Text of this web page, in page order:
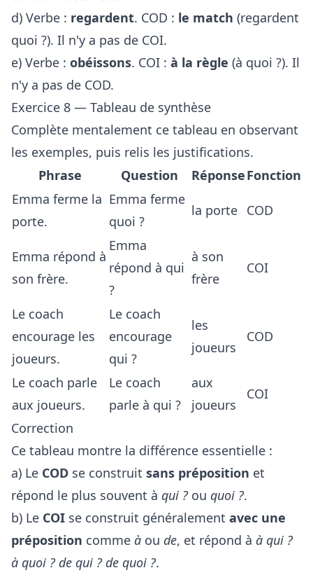
d) Verbe : regardent. COD : le match (regardent
quoi ?). Il n'y a pas de COI.
e) Verbe : obéissons. COI : à la règle (à quoi ?). Il
n'y a pas de COD.
Exercice 8 — Tableau de synthèse
Complète mentalement ce tableau en observant
les exemples, puis relis les justifications.
Phrase
Question RéponseFonction
Emma ferme la
porte.
Emma ferme
quoi ?
la porte COD
Emma répond à
son frère.
Emma
répond à qui
?
à son
frère
COI
Le coach
encourage les
joueurs.
Le coach
encourage
qui ?
les
joueurs
COD
Le coach parle
aux joueurs.
Le coach
parle à qui ?
aux
joueurs
COI
Correction
Ce tableau montre la différence essentielle :
a) Le COD se construit sans préposition et
répond le plus souvent à qui ? ou quoi ?.
b) Le COI se construit généralement avec une
préposition comme à ou de, et répond à à qui ?
à quoi ? de qui ? de quoi ?.